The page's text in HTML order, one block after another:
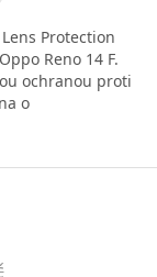
Protection
Reno 14 F.
ochranou proti
o